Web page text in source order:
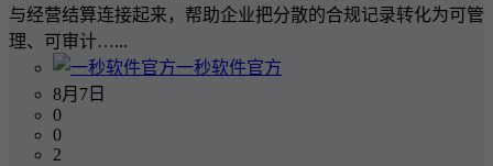
与经营结算连接起来，帮助企业把分散的合规记录转化为可管
理、可审计…...
一秒软件官方
8月7日
0
0
2